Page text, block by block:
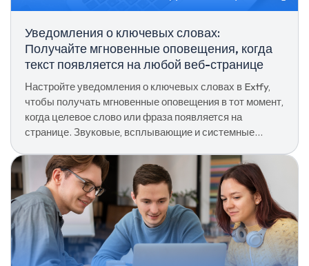
Уведомления о ключевых словах:
Получайте мгновенные оповещения, когда
текст появляется на любой веб-странице
Настройте уведомления о ключевых словах в Extfy,
чтобы получать мгновенные оповещения в тот момент,
когда целевое слово или фраза появляется на
странице. Звуковые, всплывающие и системные